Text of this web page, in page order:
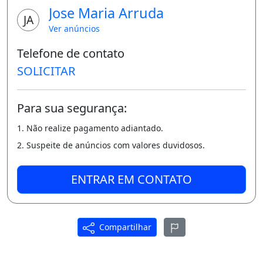
- ITBI e Registro incluso
* Facilitamos a entrada e sinal através de:
- Cartão de crédito em até 12x
- Boleto Bancário (sujeito a análise)
Maiores informações:
CRECI 14707 F
CRECI 19696 J
Sempre vá atrás dos seus sonhos.
Nunca é tarde demais!
JA Jose Maria Arruda
Ver anúncios
Telefone de contato
SOLICITAR
Para sua segurança:
1. Não realize pagamento adiantado.
2. Suspeite de anúncios com valores duvidosos.
ENTRAR EM CONTATO
Compartilhar